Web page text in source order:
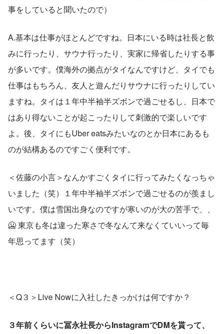
事をしていると聞いたので）
A.基本は仕事がほとんどですね。日本にいる時は社長と飲
みに行ったり、サウナ行ったり、実家に帰省したりする事
が多いです。僕海外の拠点がタイなんですけど、タイでも
仕事はもちろん、友人と遊んだりサウナに行ったりしてい
ますね。タイは１年中半袖半ズボンで過ごせるし、日本で
はあり得ないことが起こったりして刺激的で楽しいです
よ。後、タイにもUber eatsみたいなのとか日本にあるも
のが結構あるのですごく便利です。
＜佐藤の小言＞なんかすごくタイに行ってみたくなっちゃ
いました（笑）１年中半袖半ズボンで過ごせるのが羨まし
いです。僕は雪国出身なのですが寒いのが大の苦手で、、
🥶 東京も冬は違った寒さで冬なんて来なくていいって毎
年思ってます（笑）
＜Q３＞Live Nowに入社したきっかけは何ですか？
３年前くらいに冨永社長からInstagramでDMを貰って、